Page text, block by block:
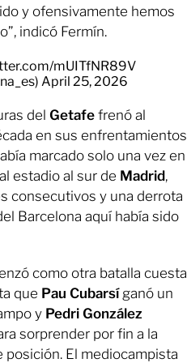
y ofensivamente hemos
indicó Fermín.
mUITfNR89V
April 25, 2026
del Getafe frenó al
en sus enfrentamientos
marcado solo una vez en
estadio al sur de Madrid,
consecutivos y una derrota
Barcelona aquí había sido
como otra batalla cuesta
que Pau Cubarsíganó un
y Pedri González
sorprender por fin a la
posición. El mediocampista